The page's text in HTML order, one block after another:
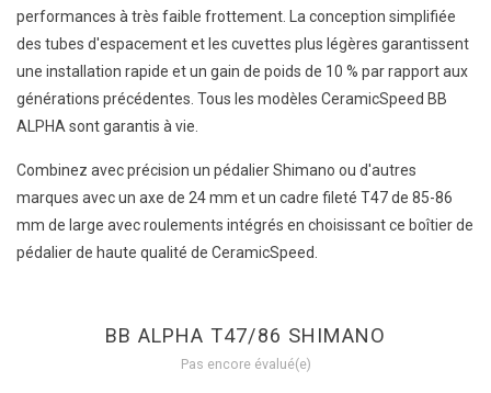
performances à très faible frottement. La conception simplifiée
des tubes d'espacement et les cuvettes plus légères garantissent
une installation rapide et un gain de poids de 10 % par rapport aux
générations précédentes. Tous les modèles CeramicSpeed ​​BB
ALPHA sont garantis à vie.
Combinez avec précision un pédalier Shimano ou d'autres
marques avec un axe de 24 mm et un cadre fileté T47 de 85-86
mm de large avec roulements intégrés en choisissant ce boîtier de
pédalier de haute qualité de CeramicSpeed.
BB ALPHA T47/86 SHIMANO
Pas encore évalué(e)